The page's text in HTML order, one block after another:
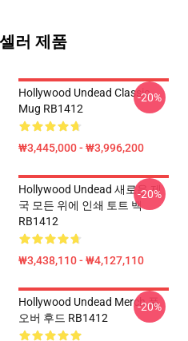
러 제품
Hollywood Undead Classic
Mug RB1412
₩3,445,000 - ₩3,996,200
-20%
Hollywood Undead 새로운 제
국 모든 위에 인쇄 토트 백
RB1412
₩3,438,110 - ₩4,127,110
-20%
Hollywood Undead Merch 풀
오버 후드 RB1412
-20%